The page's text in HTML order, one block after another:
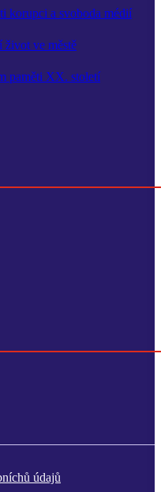
korupci a svoboda médií
ve městě
paměti XX. století
údajů